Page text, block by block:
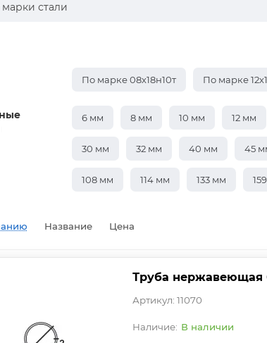
стали
По марке 08х18н10т По марке
6 мм 8 мм 10 мм 12 мм
30 мм 32 мм 40 мм 45
108 мм 114 мм 133 мм
Название Цена
Труба нержавеющая
Артикул: 11070
В наличии